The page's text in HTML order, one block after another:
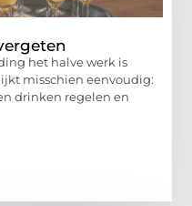
het halve werk is
misschien eenvoudig:
drinken regelen en